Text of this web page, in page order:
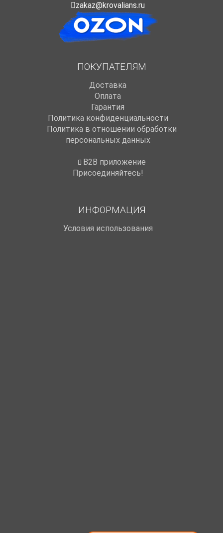
zakaz@krovalians.ru
ПОКУПАТЕЛЯМ
Доставка
Оплата
Гарантия
Политика конфиденциальности
Политика в отношении обработки
персональных данных
B2B приложение
Присоединяйтесь!
ИНФОРМАЦИЯ
Условия использования